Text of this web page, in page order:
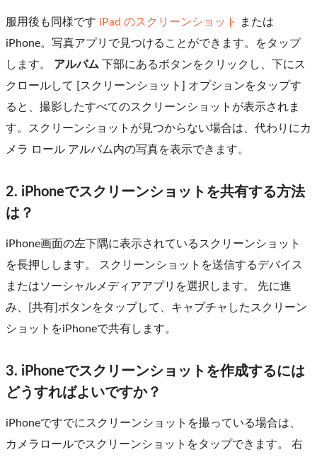
服用後も同様です iPad のスクリーンショット
または
iPhone。写真アプリで見つけることができます。をタップ
します。 アルバム 下部にあるボタンをクリックし、下にス
クロールして [スクリーンショット] オプションをタップす
ると、撮影したすべてのスクリーンショットが表示されま
す。スクリーンショットが見つからない場合は、代わりにカ
メラ ロール アルバム内の写真を表示できます。
2. iPhoneでスクリーンショットを共有する方法
は？
iPhone画面の左下隅に表示されているスクリーンショット
を長押しします。 スクリーンショットを送信するデバイス
またはソーシャルメディアアプリを選択します。 先に進
み、[共有]ボタンをタップして、キャプチャしたスクリーン
ショットをiPhoneで共有します。
3. iPhoneでスクリーンショットを作成するには
どうすればよいですか？
iPhoneですでにスクリーンショットを撮っている場合は、
カメラロールでスクリーンショットをタップできます。 右